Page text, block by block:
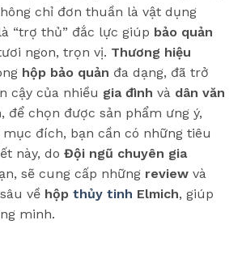
chỉ đơn thuần là vật dụng
“trợ thủ” đắc lực giúp bảo quản
ngon, trọn vị. Thương hiệu
hộp bảo quản đa dạng, đã trở
cậy của nhiều gia đình và dân văn
để chọn được sản phẩm ưng ý,
đích, bạn cần có những tiêu
này, do Đội ngũ chuyên gia
sẽ cung cấp những review và
về hộp thủy tinh Elmich, giúp
minh.